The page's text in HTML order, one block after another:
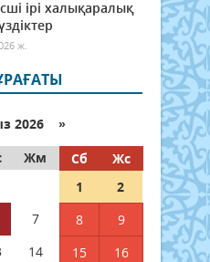
ірі халықаралық
ж.
2026 »
Жм Сб
Жс
1
2
7 8
9
14 15
16